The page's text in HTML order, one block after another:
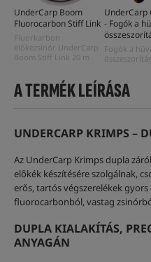
UnderCarp Boom
Fluorocarbon Stiff Link
Fluorkarbon
előkezsinór UnderCarp
Boom Stiff Link 20 m
UnderCarp
- Fogók a
Fogók a
A TERMÉK LEÍRÁSA
UNDERCARP KRIMPS –
Az UnderCarp Krimps dupla
előkék készítésére szolgálnak,
erős, tartós végszerelékek gyors
fluorocarbonból, vastag
DUPLA KIALAKÍTÁS,
ANYAGÁN